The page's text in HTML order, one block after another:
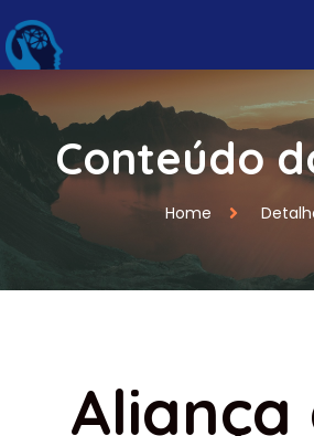
Conteúdo
Home
Aliança